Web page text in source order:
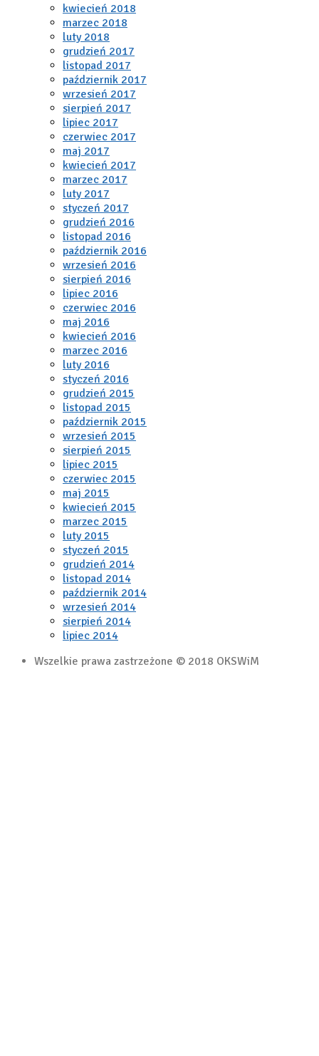
kwiecień 2018
marzec 2018
luty 2018
grudzień 2017
listopad 2017
październik 2017
wrzesień 2017
sierpień 2017
lipiec 2017
czerwiec 2017
maj 2017
kwiecień 2017
marzec 2017
luty 2017
styczeń 2017
grudzień 2016
listopad 2016
październik 2016
wrzesień 2016
sierpień 2016
lipiec 2016
czerwiec 2016
maj 2016
kwiecień 2016
marzec 2016
luty 2016
styczeń 2016
grudzień 2015
listopad 2015
październik 2015
wrzesień 2015
sierpień 2015
lipiec 2015
czerwiec 2015
maj 2015
kwiecień 2015
marzec 2015
luty 2015
styczeń 2015
grudzień 2014
listopad 2014
październik 2014
wrzesień 2014
sierpień 2014
lipiec 2014
Wszelkie prawa zastrzeżone © 2018 OKSWiM